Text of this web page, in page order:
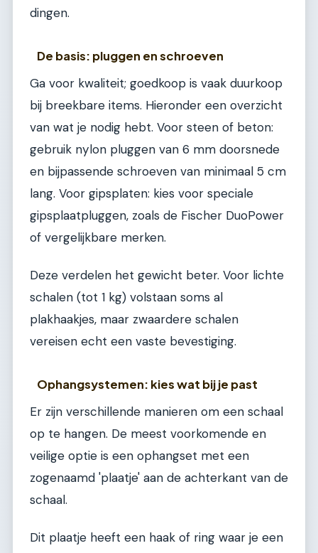
dingen.
De basis: pluggen en schroeven
Ga voor kwaliteit; goedkoop is vaak duurkoop
bij breekbare items. Hieronder een overzicht
van wat je nodig hebt. Voor steen of beton:
gebruik nylon pluggen van 6 mm doorsnede
en bijpassende schroeven van minimaal 5 cm
lang. Voor gipsplaten: kies voor speciale
gipsplaatpluggen, zoals de Fischer DuoPower
of vergelijkbare merken.
Deze verdelen het gewicht beter. Voor lichte
schalen (tot 1 kg) volstaan soms al
plakhaakjes, maar zwaardere schalen
vereisen echt een vaste bevestiging.
Ophangsystemen: kies wat bij je past
Er zijn verschillende manieren om een schaal
op te hangen. De meest voorkomende en
veilige optie is een ophangset met een
zogenaamd 'plaatje' aan de achterkant van de
schaal.
Dit plaatje heeft een haak of ring waar je een